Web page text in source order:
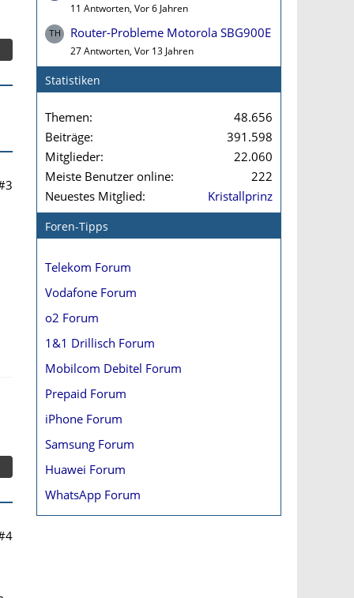
11 Antworten, Vor 6 Jahren
Router-Probleme Motorola SBG900E
27 Antworten, Vor 13 Jahren
Statistiken
Themen
48.656
Beiträge
391.598
Mitglieder
22.060
Meiste Benutzer online
222
Neuestes Mitglied
Kristallprinz
Foren-Tipps
Telekom Forum
Vodafone Forum
o2 Forum
1&1 Drillisch Forum
Mobilcom Debitel Forum
Prepaid Forum
iPhone Forum
Samsung Forum
Huawei Forum
WhatsApp Forum